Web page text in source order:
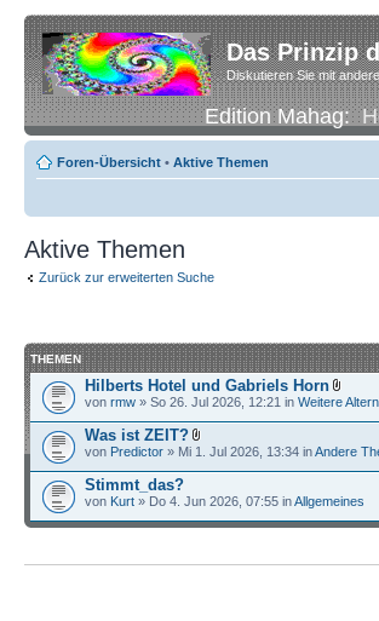
Das Prinzip
Diskutieren Sie mit
Edition Mahag:
Foren-Übersicht • Aktive Themen
Aktive Themen
Zurück zur erweiterten Suche
THEMEN
Hilberts Hotel und Gabriels Horn
von rmw » So 26. Jul 2026, 12:21 in Weitere
Was ist ZEIT?
von Predictor » Mi 1. Jul 2026, 13:34 inAndere
Stimmt_das?
von Kurt » Do 4. Jun 2026, 07:55 inAllgemeines